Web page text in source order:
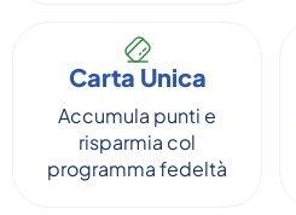
Carta Unica
Accumula punti e
risparmia col
programma fedeltà